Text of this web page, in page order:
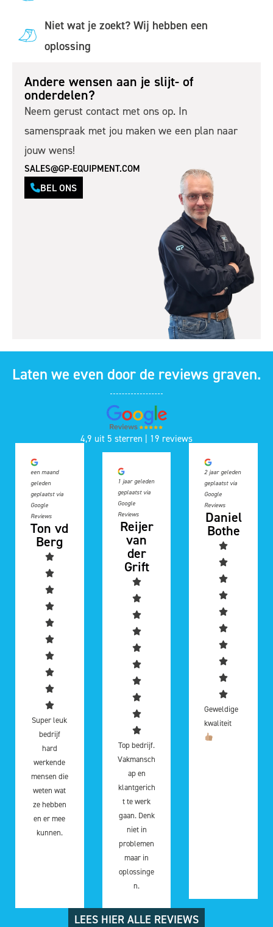
Niet wat je zoekt? Wij hebben een
oplossing
Andere wensen aan je slijt- of
onderdelen?
Neem gerust contact met ons op. In
samenspraak met jou maken we een plan naar
jouw wens!
SALES@GP-EQUIPMENT.COM
BEL ONS
Laten we even door de reviews graven.
4,9 uit 5 sterren | 19 reviews
een maand
geleden
geplaatst via
Google
Reviews
Ton vd
Berg
Super leuk
bedrijf
hard
werkende
mensen die
weten wat
ze hebben
en er mee
kunnen.
1 jaar geleden
geplaatst via
Google
Reviews
Reijer
van
der
Grift
Top bedrijf.
Vakmansch
ap en
klantgerich
t te werk
gaan. Denk
niet in
problemen
maar in
oplossinge
n.
2 jaar geleden
geplaatst via
Google
Reviews
Daniel
Bothe
Geweldige
kwaliteit
LEES HIER ALLE REVIEWS